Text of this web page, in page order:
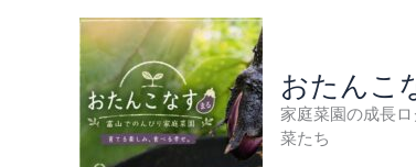
おたんこ
家庭菜園の成長
菜たち